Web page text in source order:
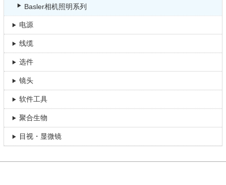
Basler相机照明系列
电源
线缆
选件
镜头
软件工具
聚合生物
目视・显微镜